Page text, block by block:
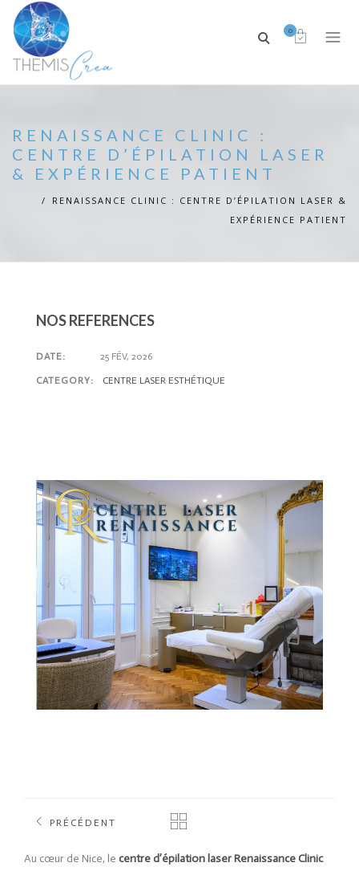
0
RENAISSANCE CLINIC :
CENTRE D’ÉPILATION LASER
& EXPÉRIENCE PATIENT
RENAISSANCE CLINIC : CENTRE D’ÉPILATION LASER &
EXPÉRIENCE PATIENT
NOS REFERENCES
DATE: 25 FÉV, 2026
CATEGORY: CENTRE LASER ESTHÉTIQUE
PRÉCÉDENT
Au cœur de Nice, le centre d’épilation laser Renaissance Clinic